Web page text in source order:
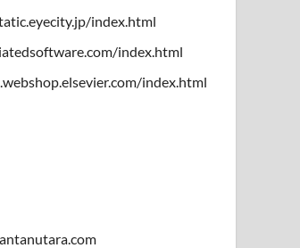
index.html
index.html
index.html